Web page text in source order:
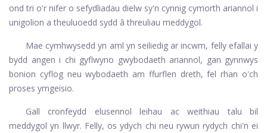
ond tri o'r nifer o sefydliadau dielw sy'n cynnig cymorth ariannol i
unigolion a theuluoedd sydd â threuliau meddygol.
Mae cymhwysedd yn aml yn seiliedig ar incwm, felly efallai y
bydd angen i chi gyflwyno gwybodaeth ariannol, gan gynnwys
bonion cyflog neu wybodaeth am ffurflen dreth, fel rhan o'ch
proses ymgeisio.
Gall cronfeydd elusennol leihau ac weithiau talu bil
meddygol yn llwyr. Felly, os ydych chi neu rywun rydych chi'n ei